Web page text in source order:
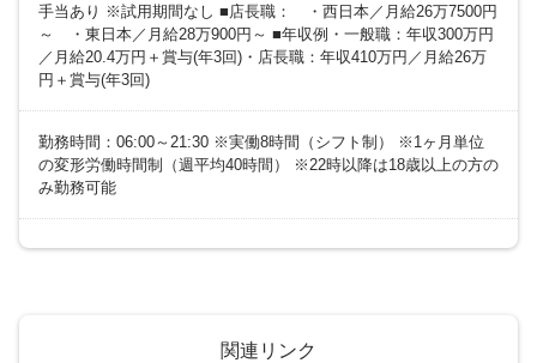
手当あり ※試用期間なし ■店長職： ・西日本／月給26万7500円
～ ・東日本／月給28万900円～ ■年収例・一般職：年収300万円
／月給20.4万円＋賞与(年3回)・店長職：年収410万円／月給26万
円＋賞与(年3回)
勤務時間：06:00～21:30 ※実働8時間（シフト制） ※1ヶ月単位
の変形労働時間制（週平均40時間） ※22時以降は18歳以上の方の
み勤務可能
関連リンク